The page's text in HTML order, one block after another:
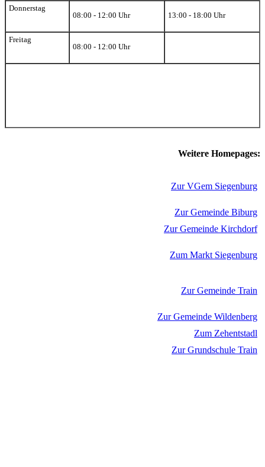
Donnerstag
08:00 - 12:00 Uhr
13:00 - 18:00 Uhr
Freitag
08:00 - 12:00 Uhr
Weitere Homepages:
Zur VGem Siegenburg
Zur Gemeinde Biburg
Zur Gemeinde Kirchdorf
Zum Markt Siegenburg
Zur Gemeinde Train
Zur Gemeinde Wildenberg
Zum Zehentstadl
Zur Grundschule Train